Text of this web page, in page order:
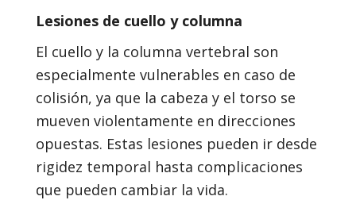
Lesiones de cuello y columna
El cuello y la columna vertebral son
especialmente vulnerables en caso de
colisión, ya que la cabeza y el torso se
mueven violentamente en direcciones
opuestas. Estas lesiones pueden ir desde
rigidez temporal hasta complicaciones
que pueden cambiar la vida.